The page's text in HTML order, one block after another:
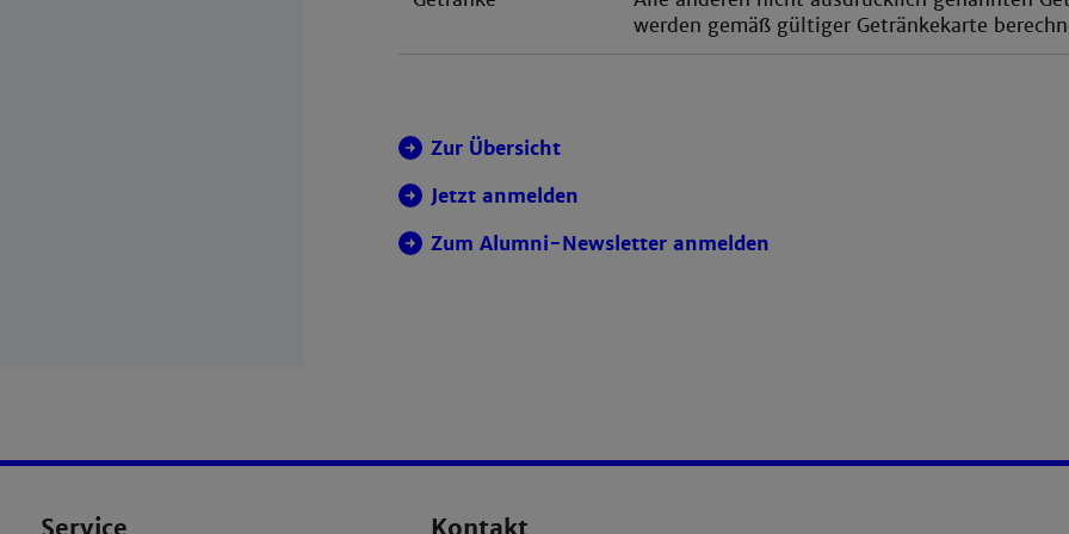
werden gemäß gültiger Getränkekarte
Zur Übersicht
Jetzt anmelden
Zum Alumni-Newsletter anmelden